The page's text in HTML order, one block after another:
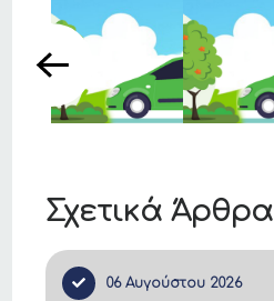
Σχετικά Άρθρα
06 Αυγούστου 2026